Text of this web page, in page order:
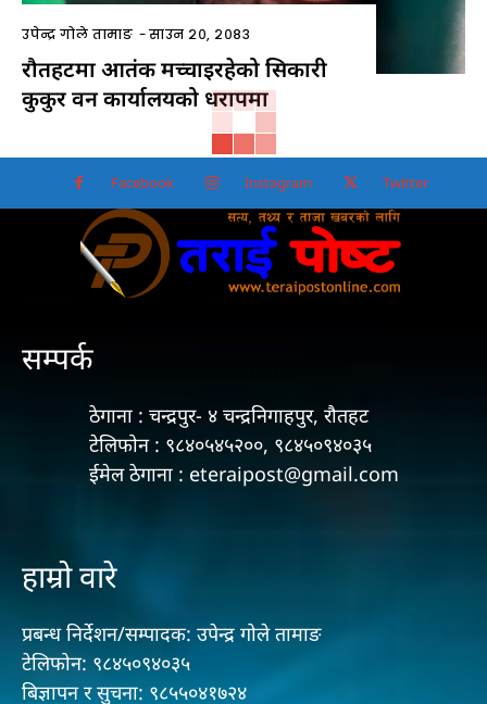
उपेन्द्र गोले तामाङ -साउन २०, २०८३
रौतहटमा आतंक मच्चाइरहेको सिकारी
कुकुर वन कार्यालयको धरापमा
Facebook Instagram Twitter
सम्पर्क
ठेगाना : चन्द्रपुर- ४ चन्द्रनिगाहपुर, रौतहट
टेलिफोन : ९८४०५४५२००, ९८४५०९४०३५
ईमेल ठेगाना : eteraipost@gmail.com
हाम्रो वारे
प्रबन्ध निर्देशन/सम्पादक: उपेन्द्र गोले तामाङ
टेलिफोन: ९८४५०९४०३५
बिज्ञापन र सुचना: ९८५५०४१७२४